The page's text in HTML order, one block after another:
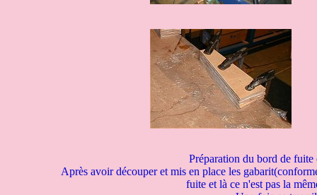
Préparation du bord de
Après avoir découper et mis en place les
fuite et là ce n'est pas la